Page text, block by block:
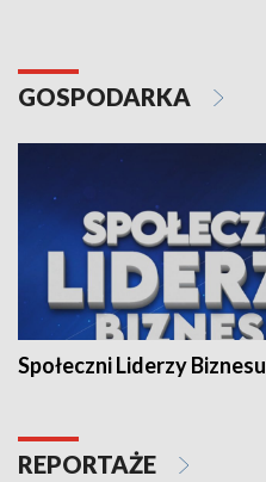
GOSPODARKA
Społeczni Liderzy Biznesu
REPORTAŻE